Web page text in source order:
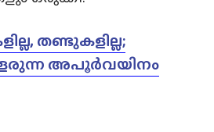
തണ്ടുകളില്ല;
അപൂർവയിനം